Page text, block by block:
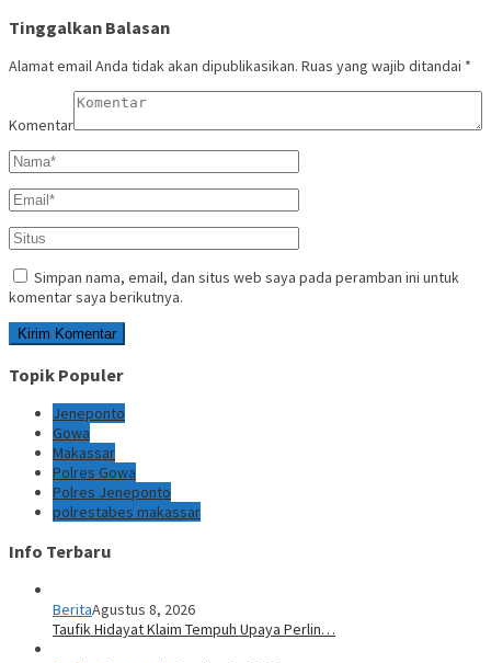
Tinggalkan Balasan
Alamat email Anda tidak akan dipublikasikan. Ruas yang wajib ditandai *
Komentar
Simpan nama, email, dan situs web saya pada peramban ini untuk
komentar saya berikutnya.
Topik Populer
Jeneponto
Gowa
Makassar
Polres Gowa
Polres Jeneponto
polrestabes makassar
Info Terbaru
BeritaAgustus 8, 2026
Taufik Hidayat Klaim Tempuh Upaya Perlin…